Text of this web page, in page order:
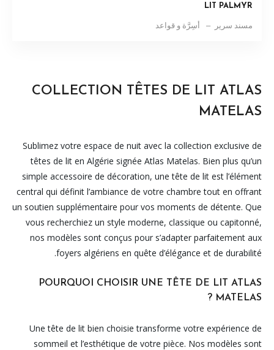
LIT PALMYR
أسِرَّة و قواعد مسند سرير
COLLECTION TÊTES DE LIT ATLAS
MATELAS
Sublimez votre espace de nuit avec la collection exclusive de
têtes de lit en Algérie signée Atlas Matelas. Bien plus qu’un
simple accessoire de décoration, une tête de lit est l’élément
central qui définit l’ambiance de votre chambre tout en offrant
un soutien supplémentaire pour vos moments de détente. Que
vous recherchiez un style moderne, classique ou capitonné,
nos modèles sont conçus pour s’adapter parfaitement aux
foyers algériens en quête d’élégance et de durabilité.
POURQUOI CHOISIR UNE TÊTE DE LIT ATLAS
MATELAS ?
Une tête de lit bien choisie transforme votre expérience de
sommeil et l’esthétique de votre pièce. Nos modèles sont